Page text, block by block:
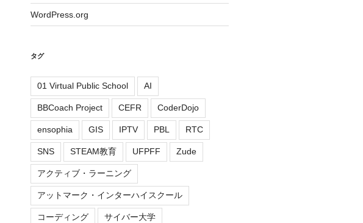
WordPress.org
タグ
01 Virtual Public School AI
BBCoach Project CEFR CoderDojo
ensophia GIS IPTV PBL RTC
SNS STEAM教育 UFPFF Zude
アクティブ・ラーニング
アットマーク・インターハイスクール
コーディング サイバー大学